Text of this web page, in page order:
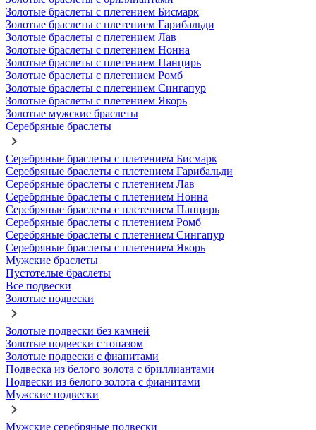
Золотые браслеты с плетением Бисмарк
Золотые браслеты с плетением Гарибальди
Золотые браслеты с плетением Лав
Золотые браслеты с плетением Нонна
Золотые браслеты с плетением Панцирь
Золотые браслеты с плетением Ромб
Золотые браслеты с плетением Сингапур
Золотые браслеты с плетением Якорь
Золотые мужские браслеты
Серебряные браслеты
Серебряные браслеты с плетением Бисмарк
Серебряные браслеты с плетением Гарибальди
Серебряные браслеты с плетением Лав
Серебряные браслеты с плетением Нонна
Серебряные браслеты с плетением Панцирь
Серебряные браслеты с плетением Ромб
Серебряные браслеты с плетением Сингапур
Серебряные браслеты с плетением Якорь
Мужские браслеты
Пустотелые браслеты
Все подвески
Золотые подвески
Золотые подвески без камней
Золотые подвески с топазом
Золотые подвески с фианитами
Подвеска из белого золота с бриллиантами
Подвески из белого золота с фианитами
Мужские подвески
Мужские серебряные подвески